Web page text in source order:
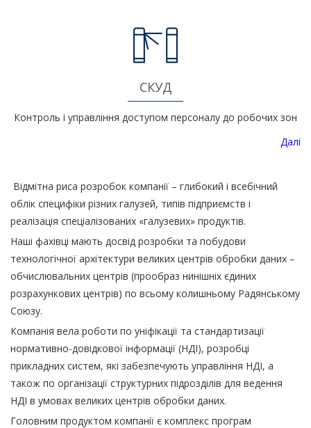
СКУД
Контроль і управління доступом персоналу до робочих зон
Далі
Відмітна риса розробок компанії – глибокий і всебічний
облік специфіки різних галузей, типів підприємств і
реалізація спеціалізованих «галузевих» продуктів.
Наші фахівці мають досвід розробки та побудови
технологічної архітектури великих центрів обробки даних –
обчислювальних центрів (прообраз нинішніх єдиних
розрахункових центрів) по всьому колишньому Радянському
Союзу.
Компанія вела роботи по уніфікації та стандартизації
нормативно-довідкової інформації (НДІ), розробці
прикладних систем, які забезпечують управління НДІ, а
також по організації структурних підрозділів для ведення
НДІ в умовах великих центрів обробки даних.
Головним продуктом компанії є комплекс програм